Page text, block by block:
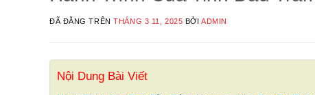
ĐÃ ĐĂNG TRÊNTHÁNG 3 11, 2025 BỞIADMIN
Nội Dung Bài Viết